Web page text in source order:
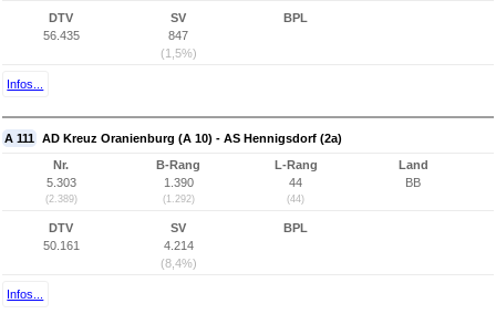
DTV
56.435
SV
847
(1,5%)
BPL
Infos...
A 111 AD Kreuz Oranienburg (A 10) - AS Hennigsdorf (2a)
Nr.
5.303
(2.389)
B-Rang
1.390
(1.292)
L-Rang
44
(44)
Land
BB
DTV
50.161
SV
4.214
(8,4%)
BPL
Infos...